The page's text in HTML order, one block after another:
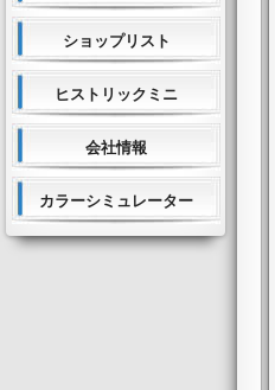
ショップリスト
ヒストリックミニ
会社情報
カラーシミュレーター